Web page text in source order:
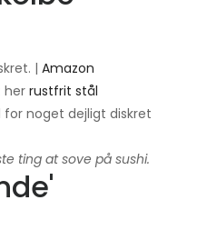
| Amazon
her rustfrit stål
noget dejligt diskret
ting at sove på sushi.